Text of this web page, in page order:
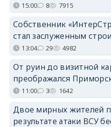
15:00 8 7915
Собственник
стал заслуженным
13:04 29 4982
От руин до визитной
преображался
11:00 3 1642
Двое мирных жителей
результате атаки ВСУ